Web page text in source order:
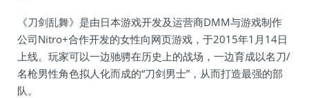
《刀剑乱舞》是由日本游戏开发及运营商DMM与游戏制作
公司Nitro+合作开发的女性向网页游戏，于2015年1月14日
上线。玩家可以一边驰骋在历史上的战场，一边育成以名刀/
名枪男性角色拟人化而成的“刀剑男士”，从而打造最强的部
队。